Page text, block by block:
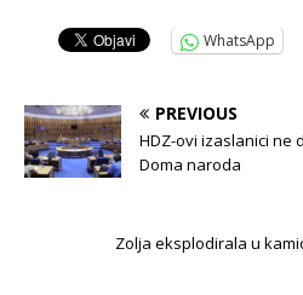
WhatsApp
PREVIOUS
HDZ-ovi izaslanici ne
Doma naroda
Zolja eksplodirala u